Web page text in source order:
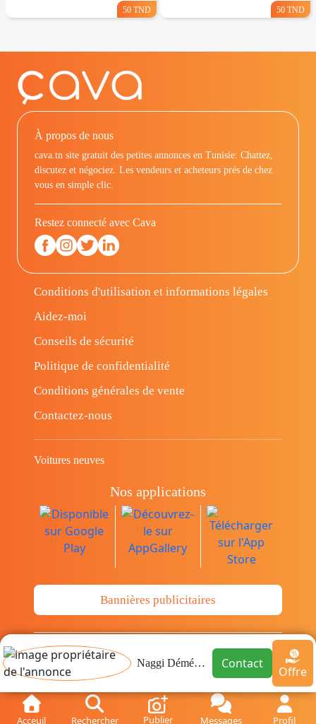
Acceuil Rechercher Publier Messages Profil
50 TND 50 TND
Naggi Déménagement Contact
Offre
À propos de nous
cava.tn site gratuit des petites annonces en Tunisie: Chattez,
discutez et négociez. Les vendeurs et acheteurs prés de chez
vous en simple clic.
Restez connecté avec Cava
Conditions d'utilisation et informations légales
Aidez-moi
Conseils de sécurité
Politique de confidentialité
Conditions générales de vente
Contactez-nous
Voitures neuves
Nos applications
Bannières publicitaires
© Copyright 2014-2026 Cava.tn Limited Tous
les droits sont réservés.